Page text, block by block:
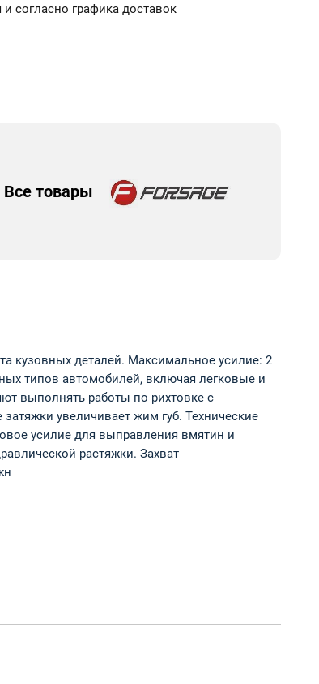
согласно графика доставок
Все товары
кузовных деталей. Максимальное усилие: 2
типов автомобилей, включая легковые и
выполнять работы по рихтовке с
увеличивает жим губ. Технические
усилие для выправления вмятин и
растяжки. Захват